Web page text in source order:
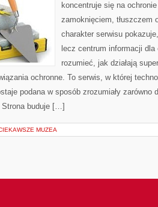
koncentruje się na
zamoknięciem, tłuszczem
charakter serwisu
lecz centrum informacji
rozumieć, jak działają
ochronne. To serwis, w której
podana w sposób zrozumiały zarówno
Strona buduje […]
MUZEA